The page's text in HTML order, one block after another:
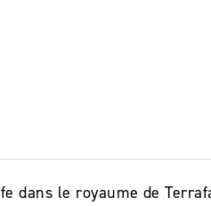
dans le royaume de